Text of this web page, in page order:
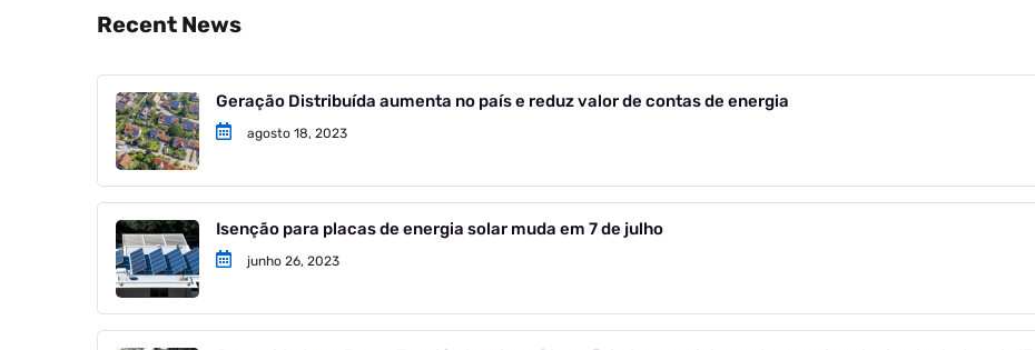
Recent News
Geração Distribuída aumenta no país e reduz valor de contas de energia
agosto 18, 2023
Isenção para placas de energia solar muda em 7 de julho
junho 26, 2023